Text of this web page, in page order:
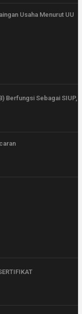
Usaha Menurut UU
Berfungsi Sebagai SIUP,